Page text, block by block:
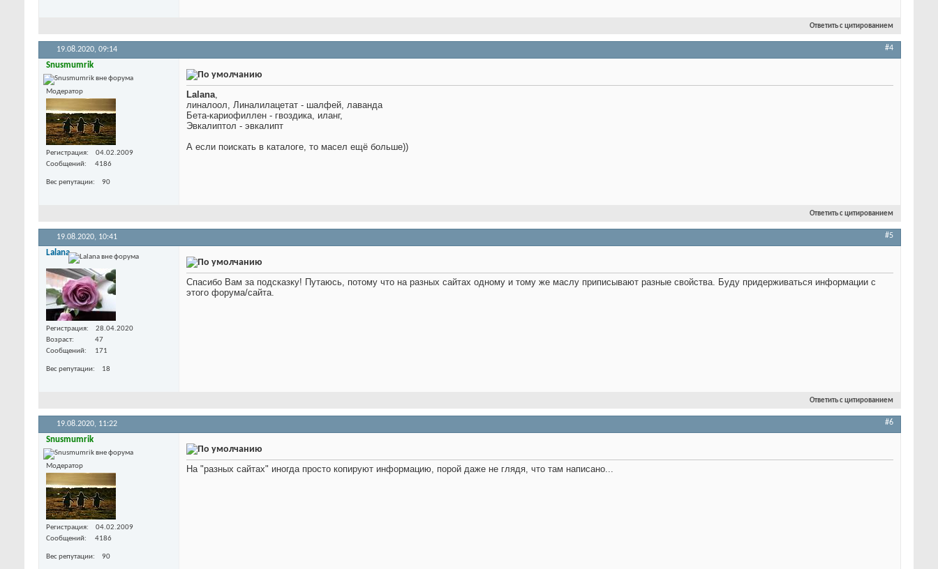
Ответить с цитированием
19.08.2020, 09:14 #4
Snusmumrik
Модератор
Регистрация
04.02.2009
Сообщений
4186
Вес репутации 90
Lalana,
линалоол, Линалилацетат - шалфей, лаванда
Бета-кариофиллен - гвоздика, иланг,
Эвкалиптол - эвкалипт
А если поискать в каталоге, то масел ещё больше))
Ответить с цитированием
19.08.2020, 10:41 #5
Lalana
Регистрация
28.04.2020
Возраст
47
Сообщений
171
Вес репутации 18
Спасибо Вам за подсказку! Путаюсь, потому что на разных сайтах одному и тому же маслу приписывают разные свойства. Буду придерживаться информации с
этого форума/сайта.
Ответить с цитированием
19.08.2020, 11:22 #6
Snusmumrik
Модератор
Регистрация
04.02.2009
Сообщений
4186
Вес репутации 90
На "разных сайтах" иногда просто копируют информацию, порой даже не глядя, что там написано...